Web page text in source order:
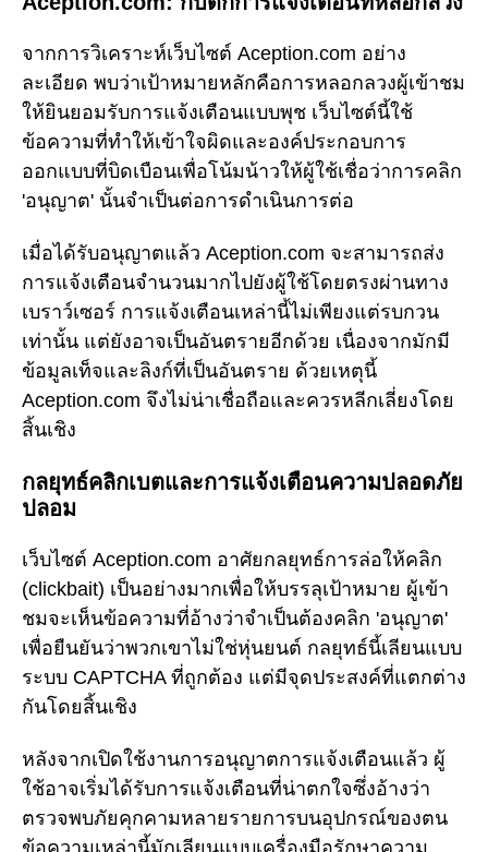
จากการวิเคราะห์เว็บไซต์ Aception.com อย่าง
ละเอียด พบว่าเป้าหมายหลักคือการหลอกลวงผู้เข้าชม
ให้ยินยอมรับการแจ้งเตือนแบบพุช เว็บไซต์นี้ใช้
ข้อความที่ทำให้เข้าใจผิดและองค์ประกอบการ
ออกแบบที่บิดเบือนเพื่อโน้มน้าวให้ผู้ใช้เชื่อว่าการคลิก
'อนุญาต' นั้นจำเป็นต่อการดำเนินการต่อ
เมื่อได้รับอนุญาตแล้ว Aception.com จะสามารถส่ง
การแจ้งเตือนจำนวนมากไปยังผู้ใช้โดยตรงผ่านทาง
เบราว์เซอร์ การแจ้งเตือนเหล่านี้ไม่เพียงแต่รบกวน
เท่านั้น แต่ยังอาจเป็นอันตรายอีกด้วย เนื่องจากมักมี
ข้อมูลเท็จและลิงก์ที่เป็นอันตราย ด้วยเหตุนี้
Aception.com จึงไม่น่าเชื่อถือและควรหลีกเลี่ยงโดย
สิ้นเชิง
กลยุทธ์คลิกเบตและการแจ้งเตือนความปลอดภัย
ปลอม
เว็บไซต์ Aception.com อาศัยกลยุทธ์การล่อให้คลิก
(clickbait) เป็นอย่างมากเพื่อให้บรรลุเป้าหมาย ผู้เข้า
ชมจะเห็นข้อความที่อ้างว่าจำเป็นต้องคลิก 'อนุญาต'
เพื่อยืนยันว่าพวกเขาไม่ใช่หุ่นยนต์ กลยุทธ์นี้เลียนแบบ
ระบบ CAPTCHA ที่ถูกต้อง แต่มีจุดประสงค์ที่แตกต่าง
กันโดยสิ้นเชิง
หลังจากเปิดใช้งานการอนุญาตการแจ้งเตือนแล้ว ผู้
ใช้อาจเริ่มได้รับการแจ้งเตือนที่น่าตกใจซึ่งอ้างว่า
ตรวจพบภัยคุกคามหลายรายการบนอุปกรณ์ของตน